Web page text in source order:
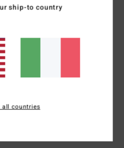
di cotone
interna
ship-to country
all countries